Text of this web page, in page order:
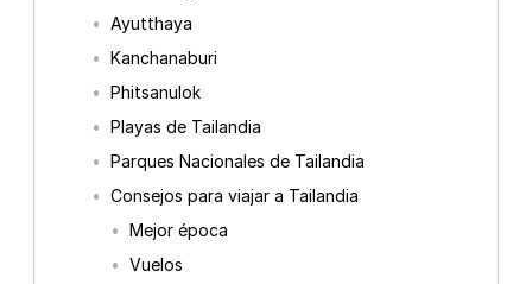
Ayutthaya
Kanchanaburi
Phitsanulok
Playas de Tailandia
Parques Nacionales de Tailandia
Consejos para viajar a Tailandia
Mejor época
Vuelos